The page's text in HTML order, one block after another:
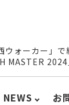
ウォーカー」
MASTER
NEWS お